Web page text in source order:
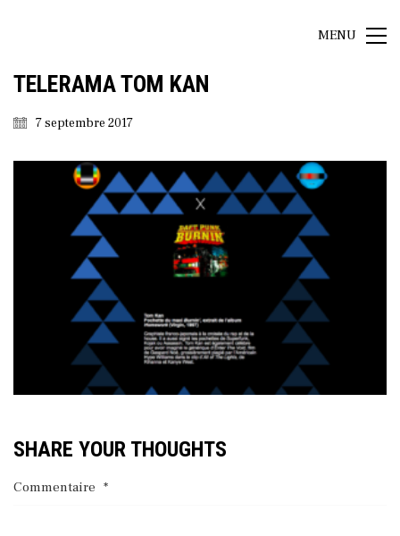
MENU
TELERAMA TOM KAN
7 septembre 2017
SHARE YOUR THOUGHTS
Commentaire *